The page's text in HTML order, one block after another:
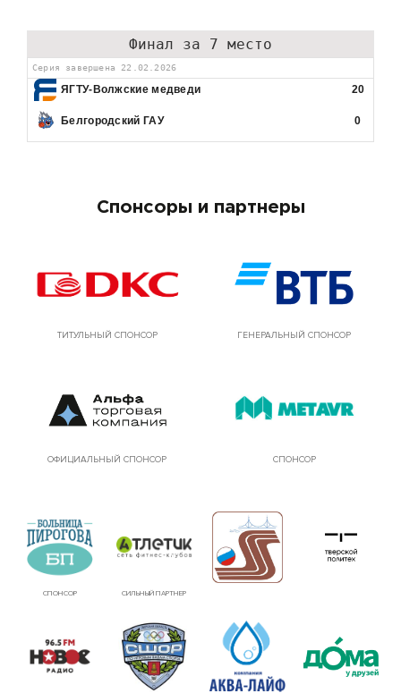
Финал за 7 место
Серия завершена 22.02.2026
ЯГТУ-Волжские медведи 20
Белгородский ГАУ 0
Спонсоры и партнеры
ТИТУЛЬНЫЙ СПОНСОР ГЕНЕРАЛЬНЫЙ СПОНСОР
ОФИЦИАЛЬНЫЙ СПОНСОР СПОНСОР
СПОНСОР СИЛЬНЫЙ ПАРТНЕР